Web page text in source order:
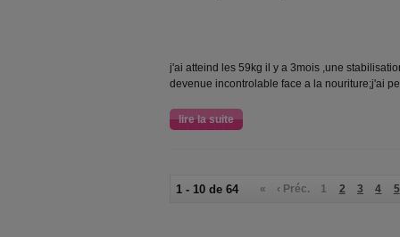
j'ai atteind les 59kg il y a 3mois ,une
devenue incontrolable face a la nouriture;j'ai
lire la suite
1 - 10 de 64 « ‹ Préc. 1 2 3 4 5